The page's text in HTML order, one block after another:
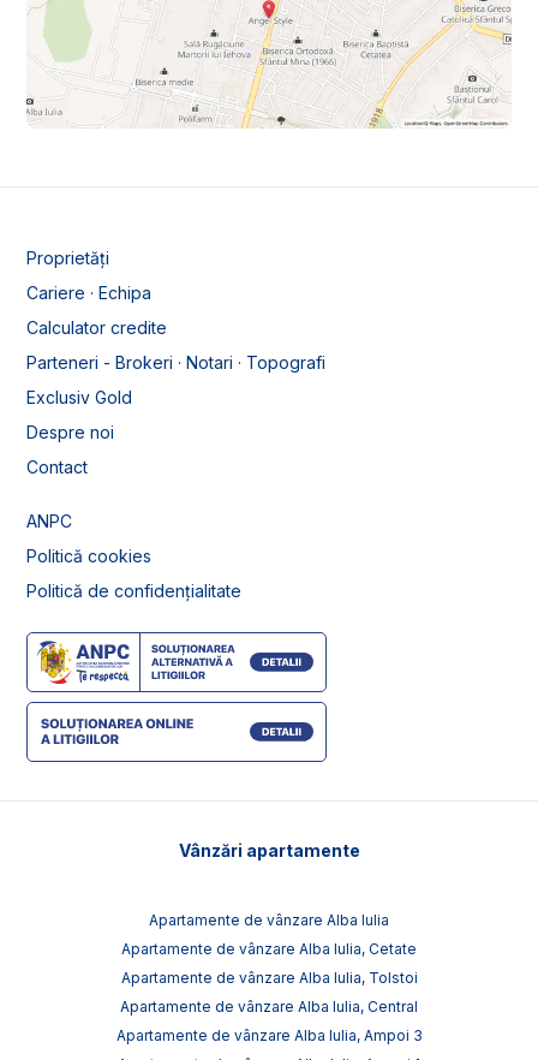
Proprietăți
Cariere · Echipa
Calculator credite
Parteneri - Brokeri · Notari · Topografi
Exclusiv Gold
Despre noi
Contact
ANPC
Politică cookies
Politică de confidențialitate
Vânzări apartamente
Apartamente de vânzare Alba Iulia
Apartamente de vânzare Alba Iulia, Cetate
Apartamente de vânzare Alba Iulia, Tolstoi
Apartamente de vânzare Alba Iulia, Central
Apartamente de vânzare Alba Iulia, Ampoi 3